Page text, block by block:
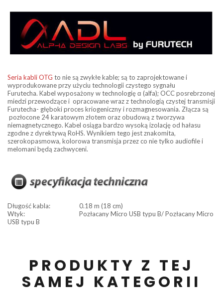
Seria kabli OTG to nie są zwykłe kable; są to zaprojektowane i
wyprodukowane przy użyciu technologii czystego sygnału
Furutecha. Kabel wyposażony w technologię α (alfa); OCC posrebrzonej
miedzi przewodzące i opracowane wraz z technologią czystej transmisji
Furutecha- głęboki proces kriogeniczny i rozmagnesowania. Złącza są
pozłocone 24 karatowym złotem oraz obudową z tworzywa
niemagnetycznego. Kabel osiąga bardzo wysoką izolację od hałasu
zgodne z dyrektywą RoHS. Wynikiem tego jest znakomita,
szerokopasmowa, kolorowa transmisja przez co nie tylko audiofile i
melomani będą zachwyceni.
Długość kabla:
0.18 m (18 cm)
Wtyk:
Pozłacany Micro USB typu B/ Pozłacany Micro
USB typu B
PRODUKTY Z TEJ
SAMEJ KATEGORII